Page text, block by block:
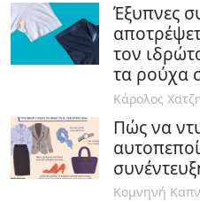
Έξυπνες
τον
τα ρούχα
Κάρολος
Πώς να
Κομνηνή